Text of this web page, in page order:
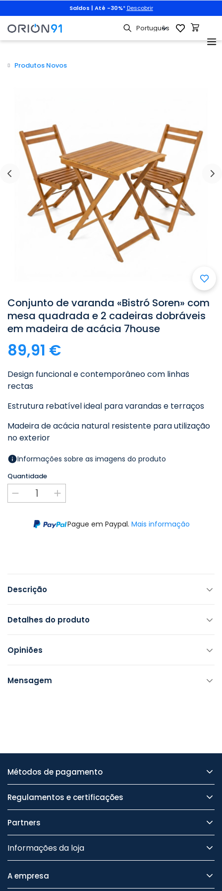
Saldos | Até -30%* Descobrir
Produtos Novos
Conjunto de varanda «Bistró Soren» com
mesa quadrada e 2 cadeiras dobráveis
em madeira de acácia 7house
89,91 €
Design funcional e contemporâneo com linhas
rectas
Estrutura rebatível ideal para varandas e terraços
Madeira de acácia natural resistente para utilização
no exterior
Informações sobre as imagens do produto
Quantidade
Pague em Paypal. Mais informação
Descrição
Detalhes do produto
Opiniões
Mensagem
Métodos de pagamento
Regulamentos e certificações
Partners
Informações da loja
A empresa